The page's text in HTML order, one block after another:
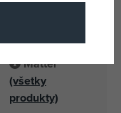
JBT59
Mattel
(všetky
produkty)